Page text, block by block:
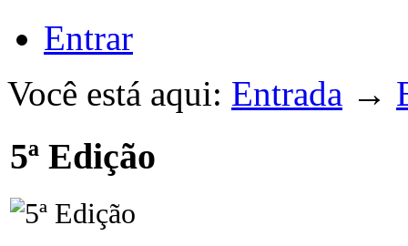
Entrar
Você está aqui: Entrada →
5ª Edição